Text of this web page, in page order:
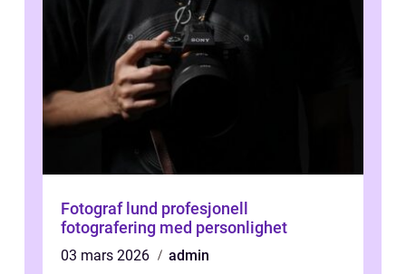
Fotograf lund profesjonell
fotografering med personlighet
03 mars 2026
admin